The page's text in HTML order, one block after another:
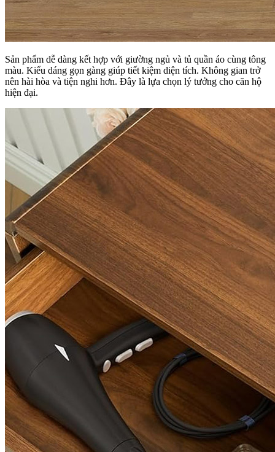
Sản phẩm dễ dàng kết hợp với giường ngủ và tủ quần áo cùng tông
màu. Kiểu dáng gọn gàng giúp tiết kiệm diện tích. Không gian trở
nên hài hòa và tiện nghi hơn. Đây là lựa chọn lý tưởng cho căn hộ
hiện đại.